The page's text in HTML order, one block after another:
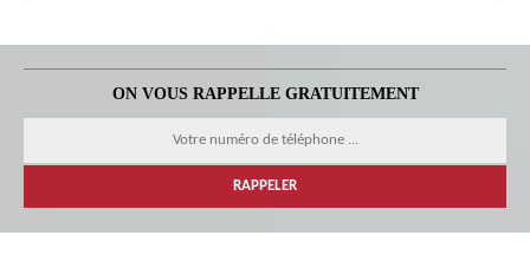
ON VOUS RAPPELLE GRATUITEMENT